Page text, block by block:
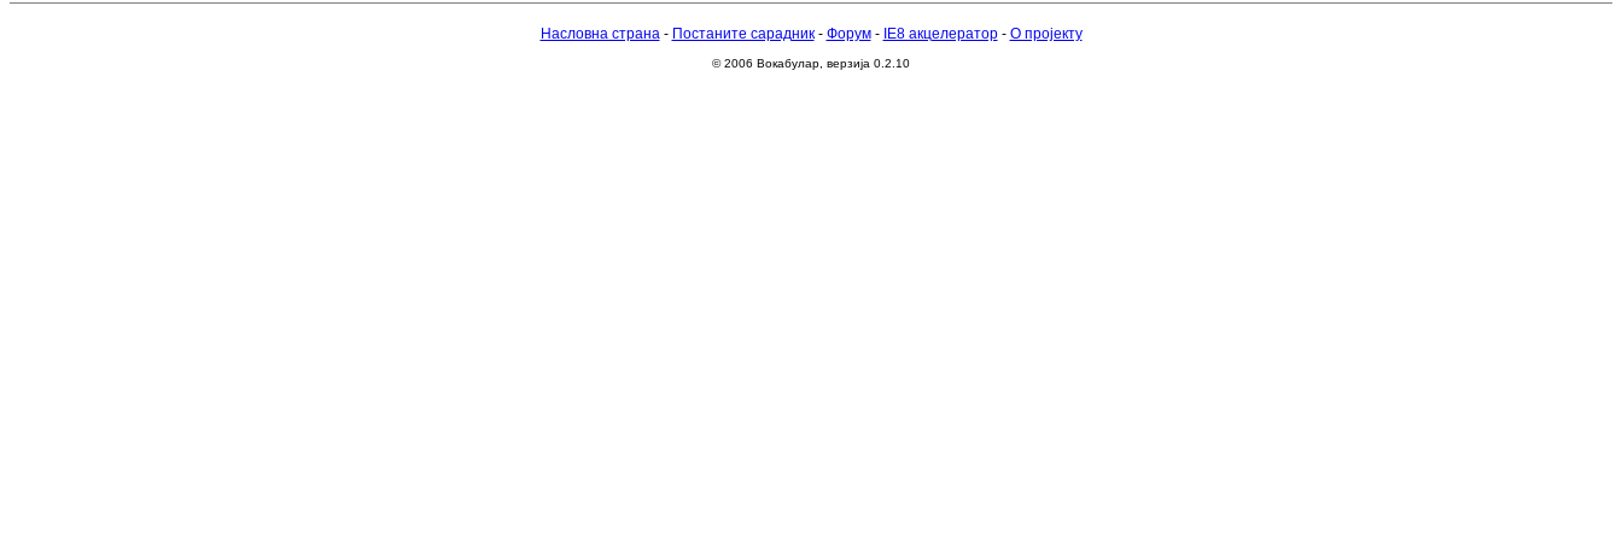
Насловна страна- Постаните сарадник- Форум- IE8 акцелератор- О пројекту
© 2006 Вокабулар, верзија 0.2.10